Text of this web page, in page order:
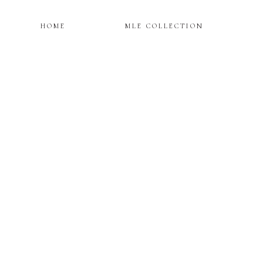
HOME MLE COLLECTION